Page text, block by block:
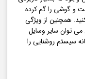
و گوشی را گم کرده
همچنین از ویژگی
توان سایر وسایل
سیستم روشنایی را